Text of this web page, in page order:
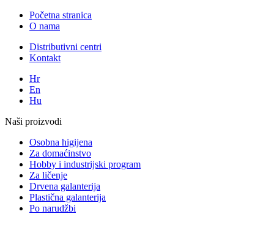
Početna stranica
O nama
Distributivni centri
Kontakt
Hr
En
Hu
Naši proizvodi
Osobna higijena
Za domaćinstvo
Hobby i industrijski program
Za ličenje
Drvena galanterija
Plastična galanterija
Po narudžbi